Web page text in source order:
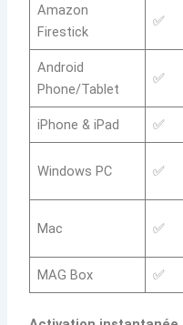
Amazon
Firestick
✅
Android
Phone/Tablet
✅
iPhone & iPad ✅
Windows PC ✅
Mac ✅
MAG Box ✅